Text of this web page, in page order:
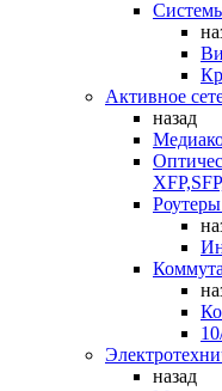
Активное
назад
назад